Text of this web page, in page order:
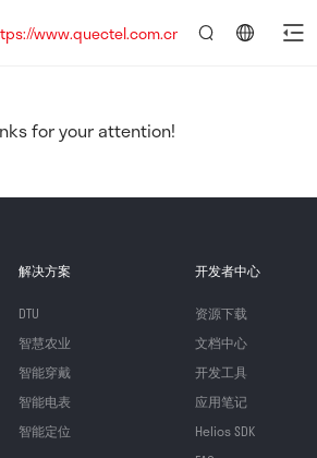
www.quectel.com.cn
for your attention!
解决方案
DTU
智慧农业
智能穿戴
智能电表
智能定位
开发者中心
资源下载
文档中心
开发工具
应用笔记
Helios SDK